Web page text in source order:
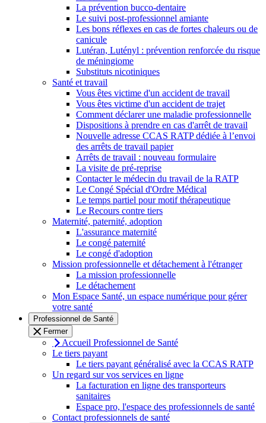
La prévention bucco-dentaire
Le suivi post-professionnel amiante
Les bons réflexes en cas de fortes chaleurs ou de
canicule
Lutéran, Lutényl : prévention renforcée du risque
de méningiome
Substituts nicotiniques
Santé et travail
Vous êtes victime d'un accident de travail
Vous êtes victime d'un accident de trajet
Comment déclarer une maladie professionnelle
Dispositions à prendre en cas d'arrêt de travail
Nouvelle adresse CCAS RATP dédiée à l’envoi
des arrêts de travail papier
Arrêts de travail : nouveau formulaire
La visite de pré-reprise
Contacter le médecin du travail de la RATP
Le Congé Spécial d'Ordre Médical
Le temps partiel pour motif thérapeutique
Le Recours contre tiers
Maternité, paternité, adoption
L'assurance maternité
Le congé paternité
Le congé d'adoption
Mission professionnelle et détachement à l'étranger
La mission professionnelle
Le détachement
Mon Espace Santé, un espace numérique pour gérer
votre santé
Professionnel de Santé
Fermer
Accueil Professionnel de Santé
Le tiers payant
Le tiers payant généralisé avec la CCAS RATP
Un regard sur vos services en ligne
La facturation en ligne des transporteurs
sanitaires
Espace pro, l'espace des professionnels de santé
Contact professionnels de santé